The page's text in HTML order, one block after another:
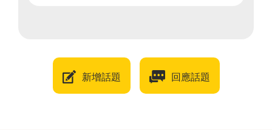
新增話題 回應話題